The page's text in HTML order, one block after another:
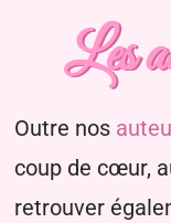
Les
Outre nos
coup de cœur,
retrouver